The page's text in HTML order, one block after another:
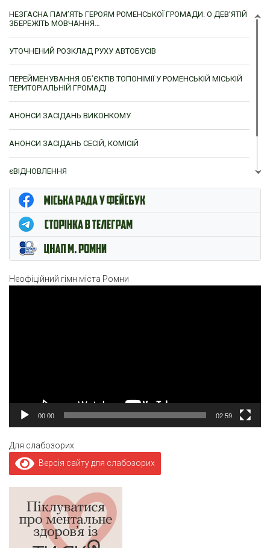
НЕЗГАСНА ПАМ’ЯТЬ ГЕРОЯМ РОМЕНСЬКОЇ ГРОМАДИ: О ДЕВ’ЯТІЙ
ЗБЕРЕЖІТЬ МОВЧАННЯ…
УТОЧНЕНИЙ РОЗКЛАД РУХУ АВТОБУСІВ
ПЕРЕЙМЕНУВАННЯ ОБ’ЄКТІВ ТОПОНІМІЇ У РОМЕНСЬКІЙ МІСЬКІЙ
ТЕРИТОРІАЛЬНІЙ ГРОМАДІ
АНОНСИ ЗАСІДАНЬ ВИКОНКОМУ
АНОНСИ ЗАСІДАНЬ СЕСІЙ, КОМІСІЙ
єВІДНОВЛЕННЯ
ЦНАП м. Ромни
Неофіційний гімн міста Ромни
00:00 02:59
Для слабозорих
Версія сайту для слабозорих